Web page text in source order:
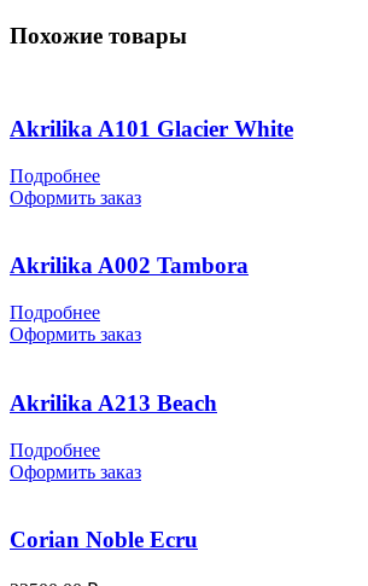
Похожие товары
Akrilika A101 Glacier White
Подробнее
Оформить заказ
Akrilika A002 Tambora
Подробнее
Оформить заказ
Akrilika A213 Beach
Подробнее
Оформить заказ
Corian Noble Ecru